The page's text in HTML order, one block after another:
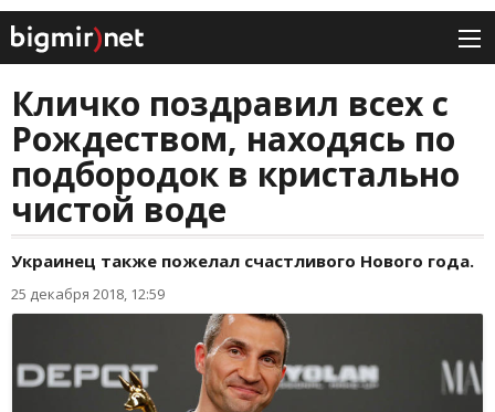
Кличко поздравил всех с
Рождеством, находясь по
подбородок в кристально
чистой воде
Украинец также пожелал счастливого Нового года.
25 декабря 2018, 12:59